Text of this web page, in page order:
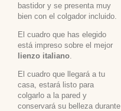
bastidor y se presenta muy
bien con el colgador incluido.
El cuadro que has elegido
está impreso sobre el mejor
lienzo italiano
El cuadro que llegará a tu
casa, estará listo para
colgarlo a la pared y
conservará su belleza durante